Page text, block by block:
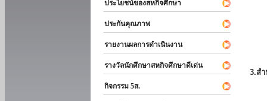
ประโยชน์ของสหกิจศึกษา
ประกันคุณภาพ
รายงานผลการดำเนินงาน
รางวัลนักศึกษาสหกิจศึกษาดีเด่น
กิจกรรม 5ส.
3.ส